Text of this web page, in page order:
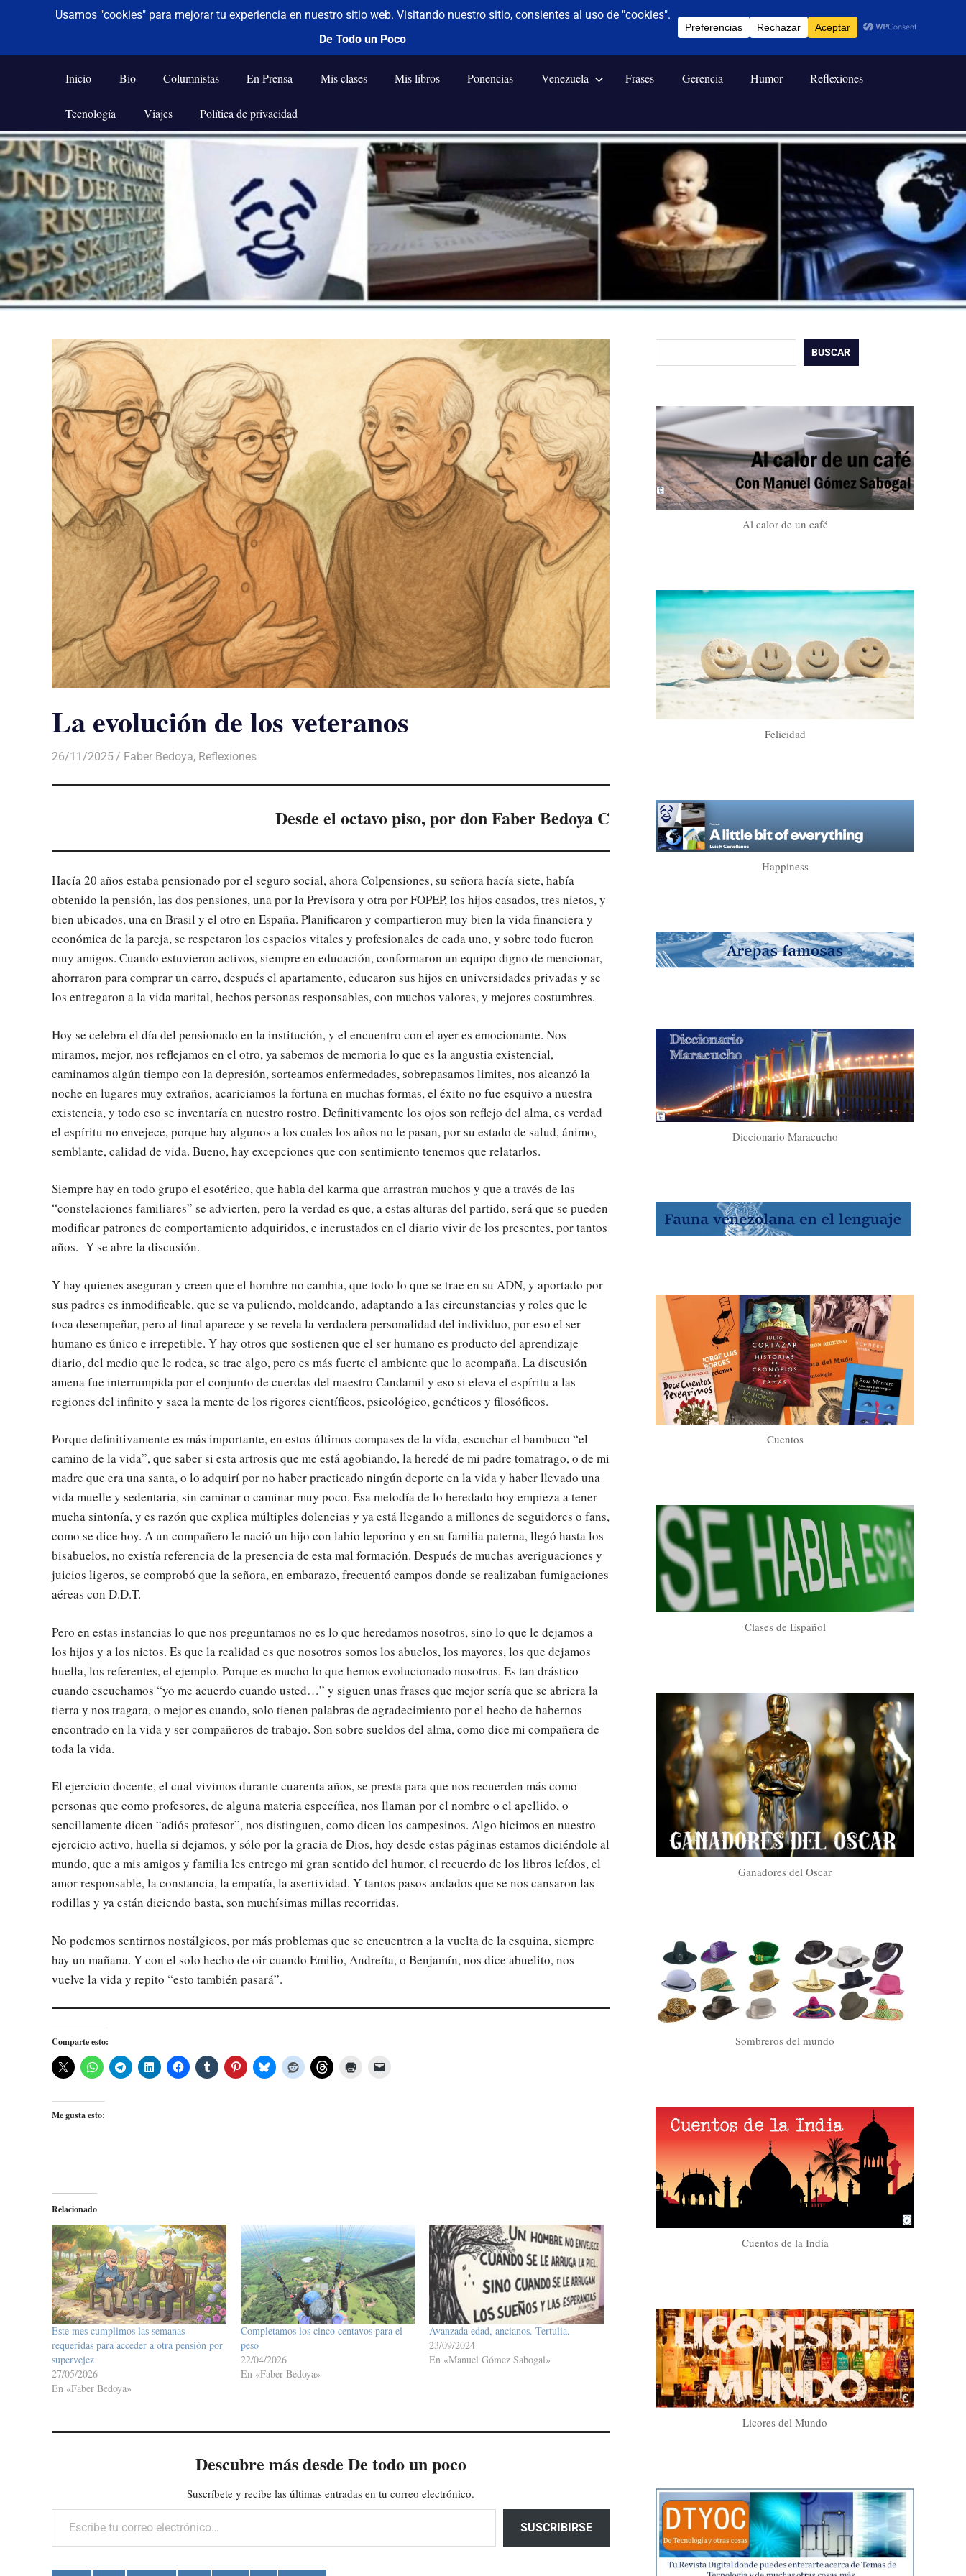
Saltar
al
contenido
De todo un poco
Frases,
Humor,
Tecnología
y
Viajes
Inicio Bio Columnistas En Prensa Mis clases Mis libros Ponencias Venezuela Frases Gerencia Humor Reflexiones
Tecnología Viajes Política de privacidad
La evolución de los veteranos
26/11/2025 De todo un Poco
Faber Bedoya, Reflexiones
Desde el octavo piso, por don Faber Bedoya C
Hacía 20 años estaba pensionado por el seguro social, ahora Colpensiones, su señora hacía siete, había
obtenido la pensión, las dos pensiones, una por la Previsora y otra por FOPEP, los hijos casados, tres nietos, y
bien ubicados, una en Brasil y el otro en España. Planificaron y compartieron muy bien la vida financiera y
económica de la pareja, se respetaron los espacios vitales y profesionales de cada uno, y sobre todo fueron
muy amigos. Cuando estuvieron activos, siempre en educación, conformaron un equipo digno de mencionar,
ahorraron para comprar un carro, después el apartamento, educaron sus hijos en universidades privadas y se
los entregaron a la vida marital, hechos personas responsables, con muchos valores, y mejores costumbres.
Hoy se celebra el día del pensionado en la institución, y el encuentro con el ayer es emocionante. Nos
miramos, mejor, nos reflejamos en el otro, ya sabemos de memoria lo que es la angustia existencial,
caminamos algún tiempo con la depresión, sorteamos enfermedades, sobrepasamos limites, nos alcanzó la
noche en lugares muy extraños, acariciamos la fortuna en muchas formas, el éxito no fue esquivo a nuestra
existencia, y todo eso se inventaría en nuestro rostro. Definitivamente los ojos son reflejo del alma, es verdad
el espíritu no envejece, porque hay algunos a los cuales los años no le pasan, por su estado de salud, ánimo,
semblante, calidad de vida. Bueno, hay excepciones que con sentimiento tenemos que relatarlos.
Siempre hay en todo grupo el esotérico, que habla del karma que arrastran muchos y que a través de las
“constelaciones familiares” se advierten, pero la verdad es que, a estas alturas del partido, será que se pueden
modificar patrones de comportamiento adquiridos, e incrustados en el diario vivir de los presentes, por tantos
años. Y se abre la discusión.
Y hay quienes aseguran y creen que el hombre no cambia, que todo lo que se trae en su ADN, y aportado por
sus padres es inmodificable, que se va puliendo, moldeando, adaptando a las circunstancias y roles que le
toca desempeñar, pero al final aparece y se revela la verdadera personalidad del individuo, por eso el ser
humano es único e irrepetible. Y hay otros que sostienen que el ser humano es producto del aprendizaje
diario, del medio que le rodea, se trae algo, pero es más fuerte el ambiente que lo acompaña. La discusión
amena fue interrumpida por el conjunto de cuerdas del maestro Candamil y eso si eleva el espíritu a las
regiones del infinito y saca la mente de los rigores científicos, psicológico, genéticos y filosóficos.
Porque definitivamente es más importante, en estos últimos compases de la vida, escuchar el bambuco “el
camino de la vida”, que saber si esta artrosis que me está agobiando, la heredé de mi padre tomatrago, o de mi
madre que era una santa, o lo adquirí por no haber practicado ningún deporte en la vida y haber llevado una
vida muelle y sedentaria, sin caminar o caminar muy poco. Esa melodía de lo heredado hoy empieza a tener
mucha sintonía, y es razón que explica múltiples dolencias y ya está llegando a millones de seguidores o fans,
como se dice hoy. A un compañero le nació un hijo con labio leporino y en su familia paterna, llegó hasta los
bisabuelos, no existía referencia de la presencia de esta mal formación. Después de muchas averiguaciones y
juicios ligeros, se comprobó que la señora, en embarazo, frecuentó campos donde se realizaban fumigaciones
aéreas con D.D.T.
Pero en estas instancias lo que nos preguntamos no es lo que heredamos nosotros, sino lo que le dejamos a
los hijos y a los nietos. Es que la realidad es que nosotros somos los abuelos, los mayores, los que dejamos
huella, los referentes, el ejemplo. Porque es mucho lo que hemos evolucionado nosotros. Es tan drástico
cuando escuchamos “yo me acuerdo cuando usted…” y siguen unas frases que mejor sería que se abriera la
tierra y nos tragara, o mejor es cuando, solo tienen palabras de agradecimiento por el hecho de habernos
encontrado en la vida y ser compañeros de trabajo. Son sobre sueldos del alma, como dice mi compañera de
toda la vida.
El ejercicio docente, el cual vivimos durante cuarenta años, se presta para que nos recuerden más como
personas que como profesores, de alguna materia específica, nos llaman por el nombre o el apellido, o
sencillamente dicen “adiós profesor”, nos distinguen, como dicen los campesinos. Algo hicimos en nuestro
ejercicio activo, huella si dejamos, y sólo por la gracia de Dios, hoy desde estas páginas estamos diciéndole al
mundo, que a mis amigos y familia les entrego mi gran sentido del humor, el recuerdo de los libros leídos, el
amor responsable, la constancia, la empatía, la asertividad. Y tantos pasos andados que se nos cansaron las
rodillas y ya están diciendo basta, son muchísimas millas recorridas.
No podemos sentirnos nostálgicos, por más problemas que se encuentren a la vuelta de la esquina, siempre
hay un mañana. Y con el solo hecho de oir cuando Emilio, Andreíta, o Benjamín, nos dice abuelito, nos
vuelve la vida y repito “esto también pasará”.
Comparte esto:
Me gusta esto:
Relacionado
Este mes cumplimos las semanas
requeridas para acceder a otra pensión por
supervejez
27/05/2026
En «Faber Bedoya»
Completamos los cinco centavos para el
peso
22/04/2026
En «Faber Bedoya»
Avanzada edad, ancianos. Tertulia.
23/09/2024
En «Manuel Gómez Sabogal»
Descubre más desde De todo un poco
Suscríbete y recibe las últimas entradas en tu correo electrónico.
Escribe tu correo electrónico…
SUSCRIBIRSE
BUSCAR
Al calor de un café
Felicidad
Happiness
Diccionario Maracucho
Cuentos
Clases de Español
Ganadores del Oscar
Sombreros del mundo
Cuentos de la India
Licores del Mundo